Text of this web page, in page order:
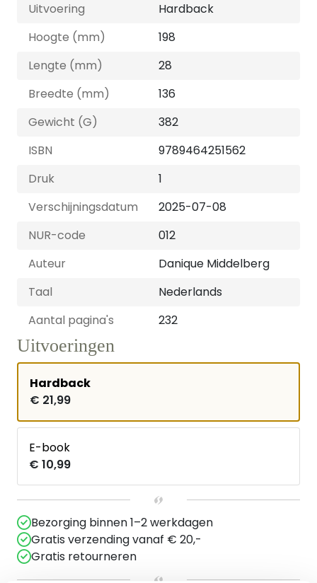
Uitvoering
Hardback
Hoogte (mm)
198
Lengte (mm)
28
Breedte (mm)
136
Gewicht (G)
382
ISBN
9789464251562
Druk
1
Verschijningsdatum
2025-07-08
NUR-code
012
Auteur
Danique Middelberg
Taal
Nederlands
Aantal pagina's
232
Uitvoeringen
Hardback
€ 21,99
E-book
€ 10,99
Bezorging binnen 1–2 werkdagen
Gratis verzending vanaf € 20,-
Gratis retourneren